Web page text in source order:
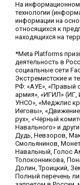
На
технологии
информации на
относящихся к
находящихся на
*Meta Platforms
деятельность в
социальные сети
Экстремистские и
РФ: «АУЕ», «Правый
армия», «ИГИЛ» (ИГ,
УНСО», «Меджлис
Иеговы»,
рух», «Чёрный
Навального» и
Дудь, Невзоров,
Смольянинов,
Навальный, Голос
Толоконникова,
Долин, Троицкий,
Полный перечень